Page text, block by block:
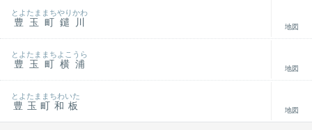
豊玉町鑓川
とよたままちやりかわ
地図
豊玉町横浦
とよたままちよこうら
地図
豊玉町和板
とよたままちわいた
地図